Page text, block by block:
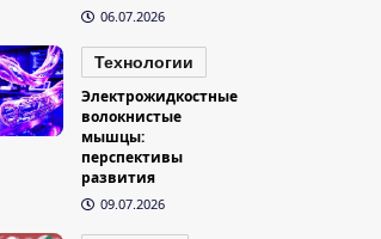
06.07.2026
Технологии
Электрожидкостные
волокнистые
мышцы:
перспективы
развития
09.07.2026